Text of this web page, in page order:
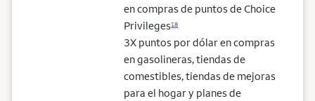
en compras de puntos de Choice
Privileges18
3X puntos por dólar en compras
en gasolineras, tiendas de
comestibles, tiendas de mejoras
para el hogar y planes de